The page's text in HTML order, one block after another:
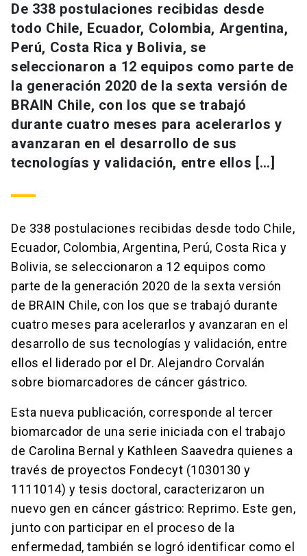
De 338 postulaciones recibidas desde
todo Chile, Ecuador, Colombia, Argentina,
Perú, Costa Rica y Bolivia, se
seleccionaron a 12 equipos como parte de
la generación 2020 de la sexta versión de
BRAIN Chile, con los que se trabajó
durante cuatro meses para acelerarlos y
avanzaran en el desarrollo de sus
tecnologías y validación, entre ellos […]
De 338 postulaciones recibidas desde todo Chile,
Ecuador, Colombia, Argentina, Perú, Costa Rica y
Bolivia, se seleccionaron a 12 equipos como
parte de la generación 2020 de la sexta versión
de BRAIN Chile, con los que se trabajó durante
cuatro meses para acelerarlos y avanzaran en el
desarrollo de sus tecnologías y validación, entre
ellos el liderado por el Dr. Alejandro Corvalán
sobre biomarcadores de cáncer gástrico.
Esta nueva publicación, corresponde al tercer
biomarcador de una serie iniciada con el trabajo
de Carolina Bernal y Kathleen Saavedra quienes a
través de proyectos Fondecyt (1030130 y
1111014) y tesis doctoral, caracterizaron un
nuevo gen en cáncer gástrico: Reprimo. Este gen,
junto con participar en el proceso de la
enfermedad, también se logró identificar como el